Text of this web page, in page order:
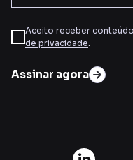
Aceito receber
de privacidade.
Assinar agora